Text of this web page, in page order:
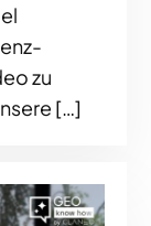
zu
[…]